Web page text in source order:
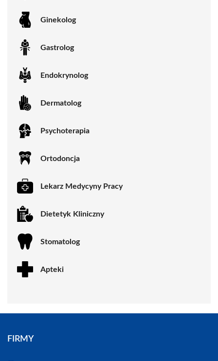
Ginekolog
Gastrolog
Endokrynolog
Dermatolog
Psychoterapia
Ortodoncja
Lekarz Medycyny Pracy
Dietetyk Kliniczny
Stomatolog
Apteki
FIRMY